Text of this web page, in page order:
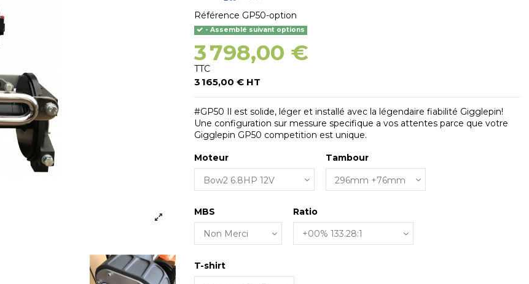
Référence GP50-option
- Assemblé suivant options
3 798,00 €
TTC
3 165,00 € HT
#GP50 Il est solide, léger et installé avec la légendaire fiabilité Gigglepin!
Une configuration sur messure specifique a vos attentes parce que votre
Gigglepin GP50 competition est unique.
Moteur Tambour
MBS Ratio
T-shirt